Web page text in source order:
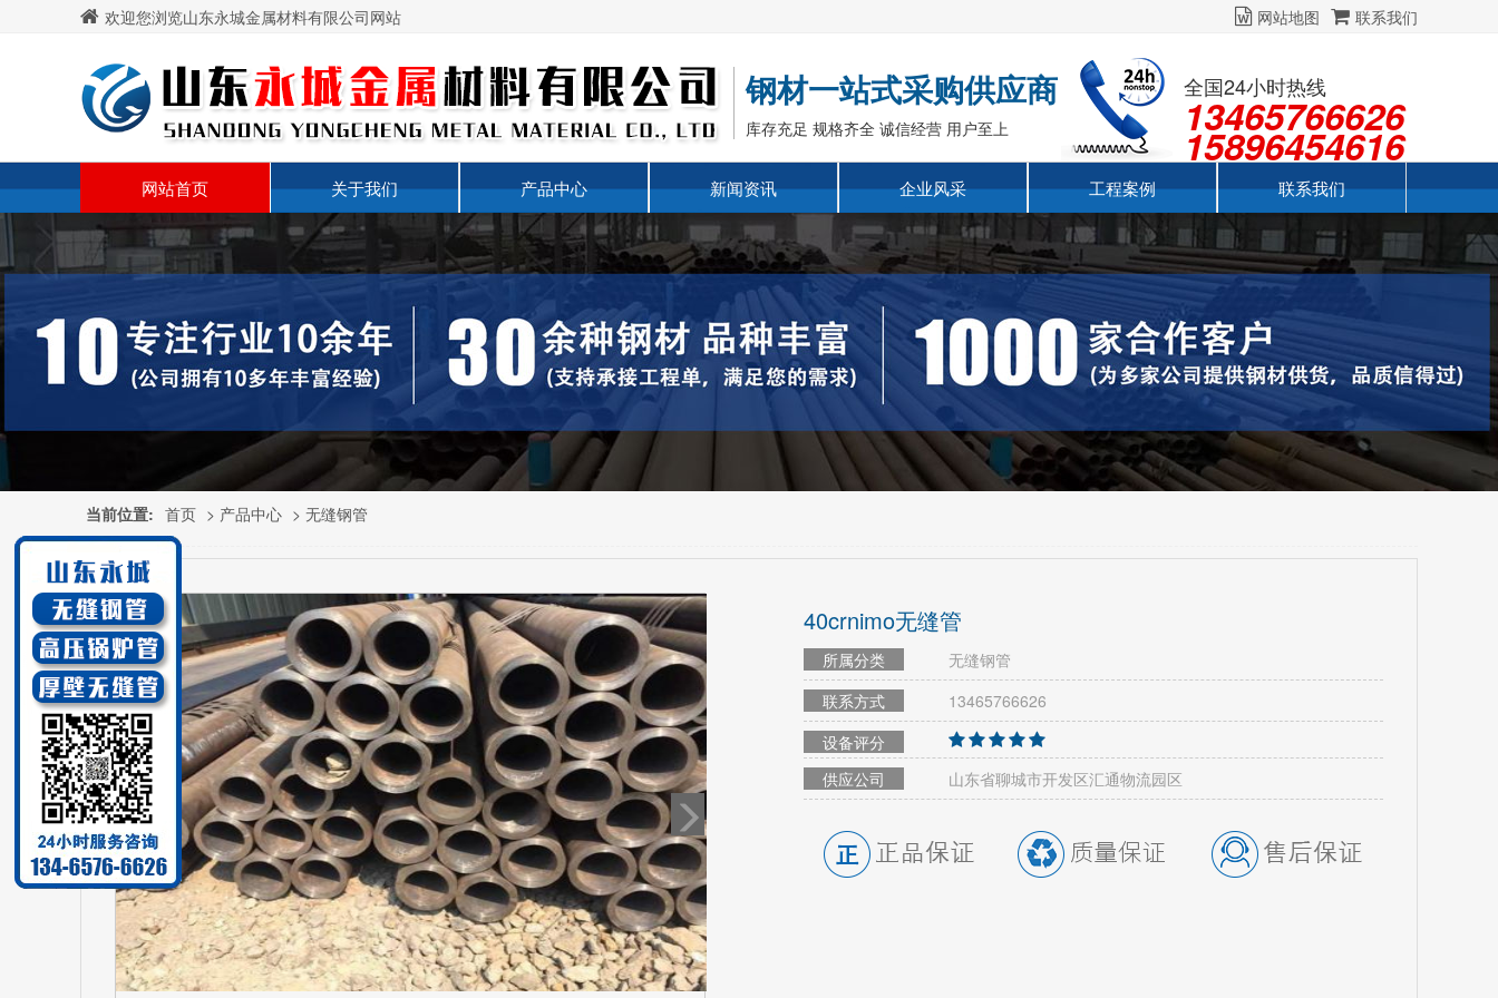
欢迎您浏览山东永城金属材料有限公司网站 网站地图 联系我们
钢材一站式采购供应商
库存充足 规格齐全 诚信经营 用户至上
全国24小时热线
13465766626
15896454616
网站首页 关于我们 产品中心 新闻资讯 企业风采 工程案例 联系我们
当前位置: 首页 > 产品中心 > 无缝钢管
40crnimo无缝管
所属分类
无缝钢管
联系方式
13465766626
设备评分
供应公司
山东省聊城市开发区汇通物流园区